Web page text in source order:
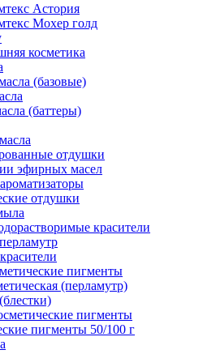
Астория
Мохер голд
косметика
(базовые)
(баттеры)
отдушки
эфирных масел
отдушки
красители
пигменты
(перламутр)
пигменты
пигменты 50/100 г